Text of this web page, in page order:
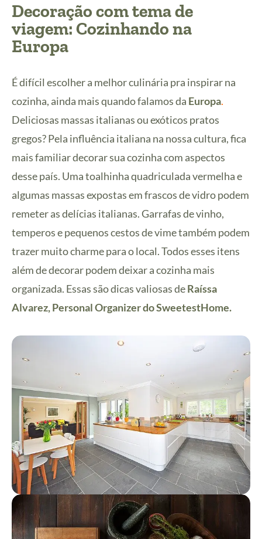
Decoração com tema de
viagem: Cozinhando na
Europa
É difícil escolher a melhor culinária pra inspirar na
cozinha, ainda mais quando falamos da Europa.
Deliciosas massas italianas ou exóticos pratos
gregos? Pela influência italiana na nossa cultura, fica
mais familiar decorar sua cozinha com aspectos
desse país. Uma toalhinha quadriculada vermelha e
algumas massas expostas em frascos de vidro podem
remeter as delícias italianas. Garrafas de vinho,
temperos e pequenos cestos de vime também podem
trazer muito charme para o local. Todos esses itens
além de decorar podem deixar a cozinha mais
organizada. Essas são dicas valiosas deRaíssa
Alvarez, Personal Organizer do SweetestHome.